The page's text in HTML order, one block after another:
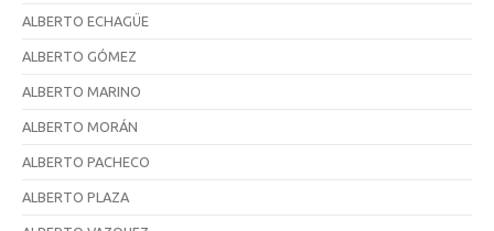
ALBERTO ECHAGÜE
ALBERTO GÓMEZ
ALBERTO MARINO
ALBERTO MORÁN
ALBERTO PACHECO
ALBERTO PLAZA